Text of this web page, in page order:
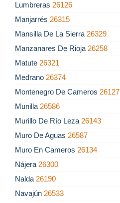
Lumbreras 26126
Manjarrés 26315
Mansilla De La Sierra 26329
Manzanares De Rioja 26258
Matute 26321
Medrano 26374
Montenegro De Cameros 26127
Munilla 26586
Murillo De Río Leza 26143
Muro De Aguas 26587
Muro En Cameros 26134
Nájera 26300
Nalda 26190
Navajún 26533